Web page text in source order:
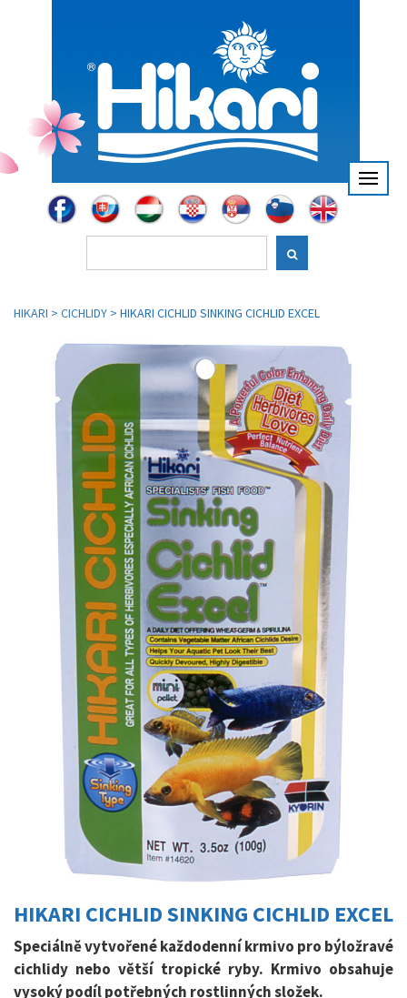
HIKARI > CICHLIDY > HIKARI CICHLID SINKING CICHLID EXCEL
HIKARI CICHLID SINKING CICHLID EXCEL
Speciálně vytvořené každodenní krmivo pro býložravé
cichlidy nebo větší tropické ryby. Krmivo obsahuje
vysoký podíl potřebných rostlinných složek.